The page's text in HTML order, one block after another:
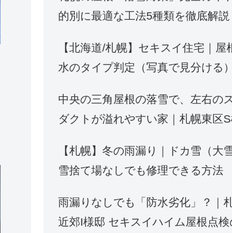
的別に最適な工法5種類を徹底解説
【北海道/札幌】セキスイ住宅｜屋
水のタイプ判定（写真で見分ける
中央の三角屋根の落雪で、左右の
ダクトが溢れやすい家｜札幌東区
【札幌】冬の雨漏り｜ドカ雪（大
雪捨て場なしでも修理できる方法
雨漏りなしでも「防水劣化」？｜
近郊I様邸 セキスイハイム屋根点検